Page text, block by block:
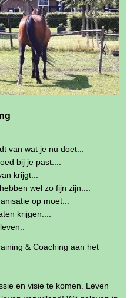
van wat je nu doet...
bij je past....
krijgt...
wel zo fijn zijn....
op moet...
krijgen....
& Coaching aan het
en visie te komen. Leven